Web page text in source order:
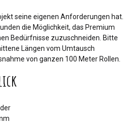
seine eigenen Anforderungen hat.
die Möglichkeit, das Premium
Bedürfnisse zuzuschneiden. Bitte
Längen vom Umtausch
von ganzen 100 Meter Rollen.